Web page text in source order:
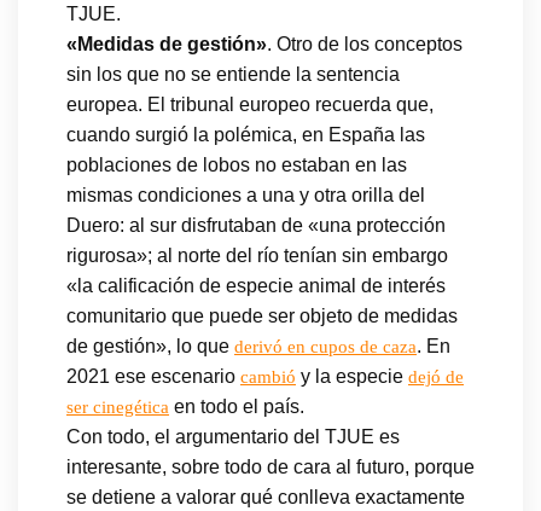
TJUE.
«Medidas de gestión». Otro de los conceptos
sin los que no se entiende la sentencia
europea. El tribunal europeo recuerda que,
cuando surgió la polémica, en España las
poblaciones de lobos no estaban en las
mismas condiciones a una y otra orilla del
Duero: al sur disfrutaban de «una protección
rigurosa»; al norte del río tenían sin embargo
«la calificación de especie animal de interés
comunitario que puede ser objeto de medidas
de gestión», lo que derivó en cupos de caza. En
2021 ese escenario cambió y la especie dejó de
ser cinegética en todo el país.
Con todo, el argumentario del TJUE es
interesante, sobre todo de cara al futuro, porque
se detiene a valorar qué conlleva exactamente